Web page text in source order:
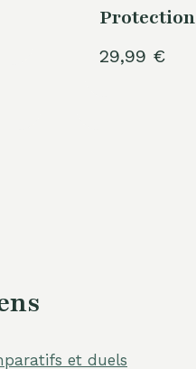
Protection
29,99 €
et duels